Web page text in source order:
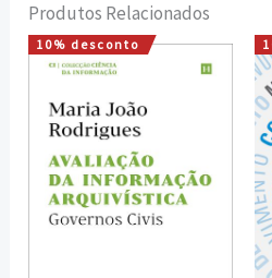
Produtos Relacionados
10% desconto
O
preço
era:
12,00 €.
O
é:
10,80 €.